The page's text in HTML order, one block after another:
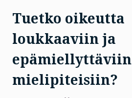
Tuetko oikeutta
loukkaaviin ja
epämiellyttäviin
mielipiteisiin?